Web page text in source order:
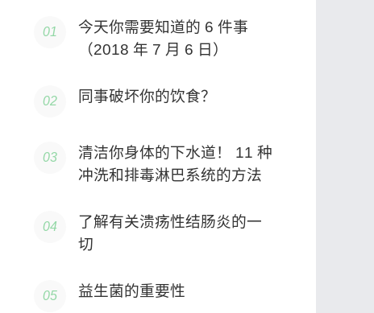
今天你需要知道的 6 件事
（2018 年 7 月 6 日）
同事破坏你的饮食？
清洁你身体的下水道！ 11 种
冲洗和排毒淋巴系统的方法
了解有关溃疡性结肠炎的一
切
益生菌的重要性